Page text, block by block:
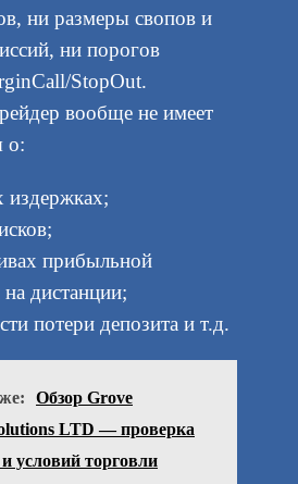
ни размеры свопов и
ни порогов
StopOut.
вообще не имеет
о:
издержках;
прибыльной
дистанции;
потери депозита и т.д.
Обзор Grove
LTD — проверка
условий торговли